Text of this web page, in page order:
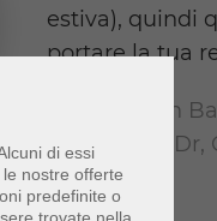
di essi
nostre offerte
predefinite o
estiva), quindi
portare la tua
5800 N Jean
Lake Shore Dr,